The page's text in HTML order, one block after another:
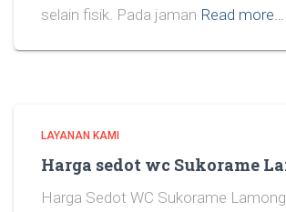
selain fisik. Pada jaman Read more…
LAYANAN KAMI
Harga sedot wc Sukorame
Harga Sedot WC Sukorame